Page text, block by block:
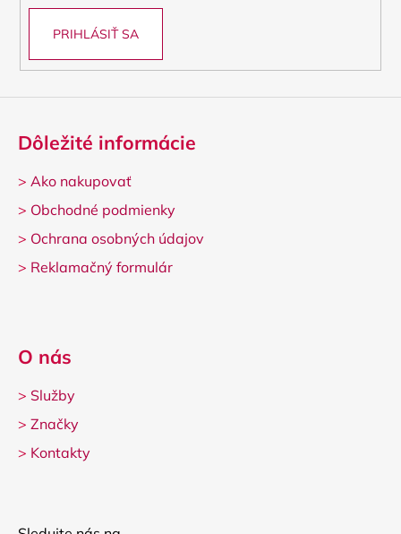
PRIHLÁSIŤ SA
Dôležité informácie
> Ako nakupovať
> Obchodné podmienky
> Ochrana osobných údajov
> Reklamačný formulár
O nás
> Služby
> Značky
> Kontakty